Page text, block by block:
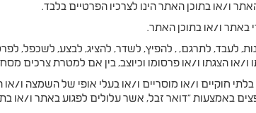
ו/או בתוכן האתר הינו לצרכיו הפרטיים בלבד.
ו/או בתוכן האתר.
לתרגם, , להפיץ, לשדר, להציג, לבצע, לשכפל,
ו/או הצגתו ו/או פרסומו וכיוצב, בין אם למטרת צרכים
חוקיים ו/או מוסריים ו/או בעלי אופי של השמצה ו/או
באמצעות "דואר זבל, אשר עלולים לפגוע באתר ו/או